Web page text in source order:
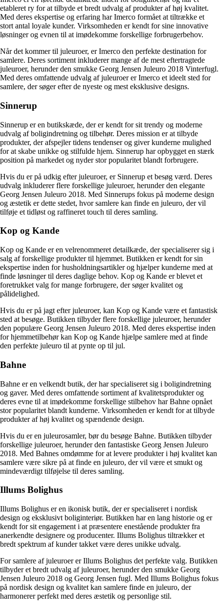
etableret ry for at tilbyde et bredt udvalg af produkter af høj kvalitet.
Med deres ekspertise og erfaring har Imerco formået at tiltrække et
stort antal loyale kunder. Virksomheden er kendt for sine innovative
løsninger og evnen til at imødekomme forskellige forbrugerbehov.
Når det kommer til juleuroer, er Imerco den perfekte destination for
samlere. Deres sortiment inkluderer mange af de mest eftertragtede
juleuroer, herunder den smukke Georg Jensen Juleuro 2018 Vinterfugl.
Med deres omfattende udvalg af juleuroer er Imerco et ideelt sted for
samlere, der søger efter de nyeste og mest eksklusive designs.
Sinnerup
Sinnerup er en butikskæde, der er kendt for sit trendy og moderne
udvalg af boligindretning og tilbehør. Deres mission er at tilbyde
produkter, der afspejler tidens tendenser og giver kunderne mulighed
for at skabe unikke og stilfulde hjem. Sinnerup har opbygget en stærk
position på markedet og nyder stor popularitet blandt forbrugere.
Hvis du er på udkig efter juleuroer, er Sinnerup et besøg værd. Deres
udvalg inkluderer flere forskellige juleuroer, herunder den elegante
Georg Jensen Juleuro 2018. Med Sinnerups fokus på moderne design
og æstetik er dette stedet, hvor samlere kan finde en juleuro, der vil
tilføje et tidløst og raffineret touch til deres samling.
Kop og Kande
Kop og Kande er en velrenommeret detailkæde, der specialiserer sig i
salg af forskellige produkter til hjemmet. Butikken er kendt for sin
ekspertise inden for husholdningsartikler og hjælper kunderne med at
finde løsninger til deres daglige behov. Kop og Kande er blevet et
foretrukket valg for mange forbrugere, der søger kvalitet og
pålidelighed.
Hvis du er på jagt efter juleuroer, kan Kop og Kande være et fantastisk
sted at besøge. Butikken tilbyder flere forskellige juleuroer, herunder
den populære Georg Jensen Juleuro 2018. Med deres ekspertise inden
for hjemmetilbehør kan Kop og Kande hjælpe samlere med at finde
den perfekte juleuro til at pynte op til jul.
Bahne
Bahne er en velkendt butik, der har specialiseret sig i boligindretning
og gaver. Med deres omfattende sortiment af kvalitetsprodukter og
deres evne til at imødekomme forskellige stilbehov har Bahne opnået
stor popularitet blandt kunderne. Virksomheden er kendt for at tilbyde
produkter af høj kvalitet og spændende design.
Hvis du er en juleurosamler, bør du besøge Bahne. Butikken tilbyder
forskellige juleuroer, herunder den fantastiske Georg Jensen Juleuro
2018. Med Bahnes omdømme for at levere produkter i høj kvalitet kan
samlere være sikre på at finde en juleuro, der vil være et smukt og
mindeværdigt tilføjelse til deres samling.
Illums Bolighus
Illums Bolighus er en ikonisk butik, der er specialiseret i nordisk
design og eksklusivt boliginteriør. Butikken har en lang historie og er
kendt for sit engagement i at præsentere enestående produkter fra
anerkendte designere og producenter. Illums Bolighus tiltrækker et
bredt spektrum af kunder takket være deres unikke udvalg.
For samlere af juleuroer er Illums Bolighus det perfekte valg. Butikken
tilbyder et bredt udvalg af juleuroer, herunder den smukke Georg
Jensen Juleuro 2018 og Georg Jensen fugl. Med Illums Bolighus fokus
på nordisk design og kvalitet kan samlere finde en juleuro, der
harmonerer perfekt med deres æstetik og personlige stil.